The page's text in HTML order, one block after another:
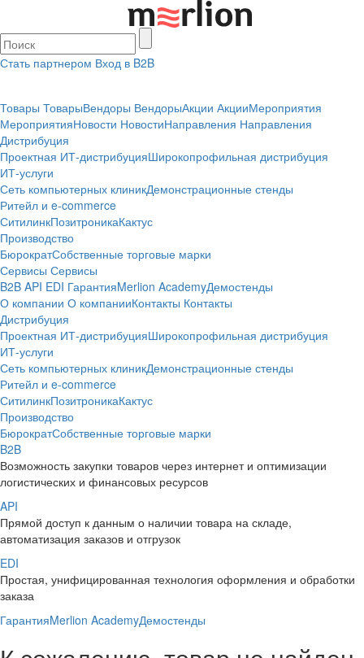
Стать партнером Вход в B2B
Товары ТоварыВендоры ВендорыАкции АкцииМероприятия
МероприятияНовости НовостиНаправления Направления
Дистрибуция
Проектная ИТ-дистрибуцияШирокопрофильная дистрибуция
ИТ-услуги
Сеть компьютерных клиникДемонстрационные стенды
Ритейл и e-commerce
СитилинкПозитроникаКактус
Производство
БюрократСобственные торговые марки
Сервисы Сервисы
B2B API EDI ГарантияMerlion AcademyДемостенды
О компании О компанииКонтакты Контакты
Дистрибуция
Проектная ИТ-дистрибуцияШирокопрофильная дистрибуция
ИТ-услуги
Сеть компьютерных клиникДемонстрационные стенды
Ритейл и e-commerce
СитилинкПозитроникаКактус
Производство
БюрократСобственные торговые марки
B2B
Возможность закупки товаров через интернет и оптимизации
логистических и финансовых ресурсов
API
Прямой доступ к данным о наличии товара на складе,
автоматизация заказов и отгрузок
EDI
Простая, унифицированная технология оформления и обработки
заказа
ГарантияMerlion AcademyДемостенды